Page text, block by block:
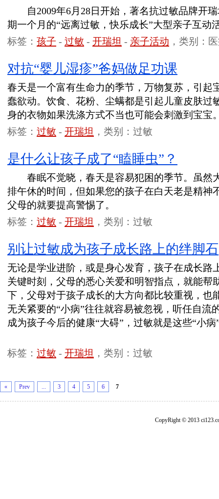
自2009年6月28日开始，著名抗过敏品牌开瑞
期一个月的“远离过敏，快乐成长”大型亲子互动
标签： 孩子 - 过敏 - 开瑞坦 - 亲子活动 ，类别：
对抗“婴儿湿疹”爸妈做足功课
春天是一个富有生命力的季节，万物复苏，引起
蠢欲动。饮食、花粉、尘螨都是引起儿童皮肤过
身的衣物如果洗涤方式不当也可能会刺激到宝宝
标签： 过敏 - 开瑞坦 ，类别：过敏
是什么让孩子成了“瞌睡虫”？
春眠不觉晓，春天是容易犯困的季节。虽然
排午休的时间，但如果您的孩子在白天老是精神
父母的就要提高警惕了。
标签： 过敏 - 开瑞坦 ，类别：过敏
别让过敏成为孩子成长路上的绊脚石
无论是学业进阶，或是身心发育，孩子在成长路
关键时刻，父母的悉心关爱和明智指点，就能帮
下，父母对于孩子成长的大方向都比较重视，也
无关紧要的“小病”往往就容易被忽视，听任自流
成为孩子今后的健康“大碍”，过敏就是这些“小
标签： 过敏 - 开瑞坦 ，类别：过敏
« Prev ... 3 4 5 6 7
CopyRight © 2013